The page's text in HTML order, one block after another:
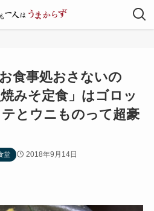
お食事処おさないの
焼みそ定食」はゴロッ
とウニものって超豪
堂 2018年9月14日